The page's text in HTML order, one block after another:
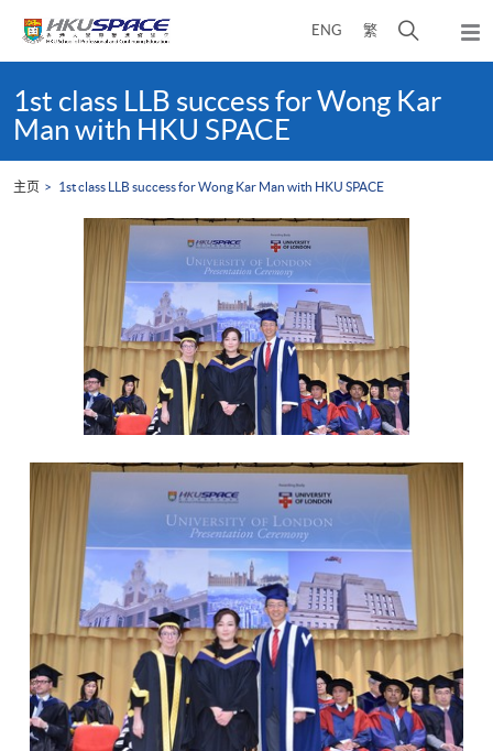
ENG 繁
开
寻
面
弹
出
content
start1st class LLB success for Wong Kar
Man with HKU SPACE
主页 1st class LLB success for Wong Kar Man with HKU SPACE